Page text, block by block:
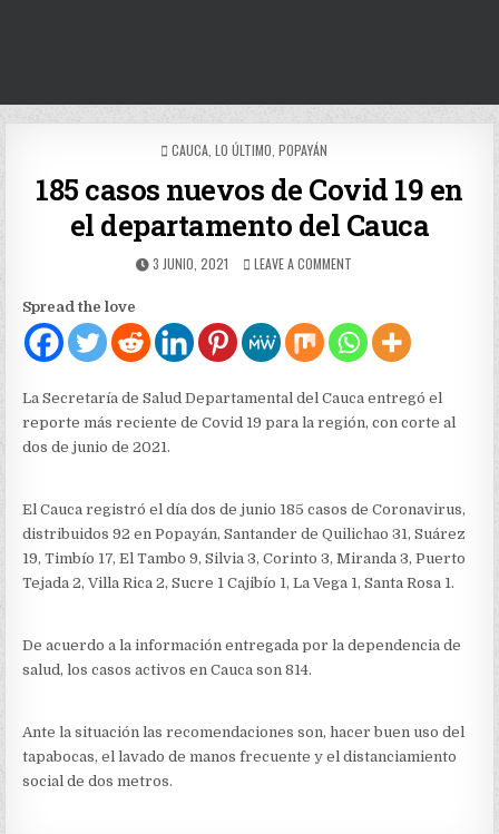
POSTED
CAUCA LO ÚLTIMO POPAYÁN
185 casos nuevos de Covid 19 en
el departamento del Cauca
PUBLISHED
3 JUNIO, 2021 LEAVE A COMMENT
NUEVOS
DE
COVID
EN
EL
DEPARTAMENTO
Spread the love
La Secretaría de Salud Departamental del Cauca entregó el
reporte más reciente de Covid 19 para la región, con corte al
dos de junio de 2021.
El Cauca registró el día dos de junio 185 casos de Coronavirus,
distribuidos 92 en Popayán, Santander de Quilichao 31, Suárez
19, Timbío 17, El Tambo 9, Silvia 3, Corinto 3, Miranda 3, Puerto
Tejada 2, Villa Rica 2, Sucre 1 Cajibío 1, La Vega 1, Santa Rosa 1.
De acuerdo a la información entregada por la dependencia de
salud, los casos activos en Cauca son 814.
Ante la situación las recomendaciones son, hacer buen uso del
tapabocas, el lavado de manos frecuente y el distanciamiento
social de dos metros.